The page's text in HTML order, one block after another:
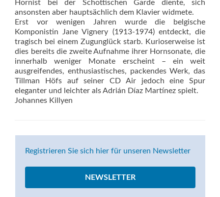
Hornist bei der Schottischen Garde diente, sich
ansonsten aber hauptsächlich dem Klavier widmete.
Erst vor wenigen Jahren wurde die belgische
Komponistin Jane Vignery (1913-1974) entdeckt, die
tragisch bei einem Zugunglück starb. Kurioserweise ist
dies bereits die zweite Aufnahme ihrer Hornsonate, die
innerhalb weniger Monate erscheint – ein weit
ausgreifendes, enthusiastisches, packendes Werk, das
Tillman Höfs auf seiner CD Air jedoch eine Spur
eleganter und leichter als Adrián Díaz Martínez spielt.
Johannes Killyen
Registrieren Sie sich hier für unseren Newsletter
NEWSLETTER